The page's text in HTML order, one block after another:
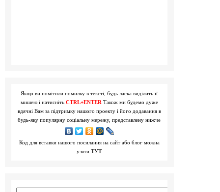
Якщо ви помітили помилку в тексті, будь ласка виділить її
мишею і натисніть CTRL+ENTER Також ми будемо дуже
вдячні Вам за підтримку нашого проекту і його додавання в
будь-яку популярну соціальну мережу, представлену нижче
Код для вставки нашого посилання на сайт або блог можна
узяти ТУТ